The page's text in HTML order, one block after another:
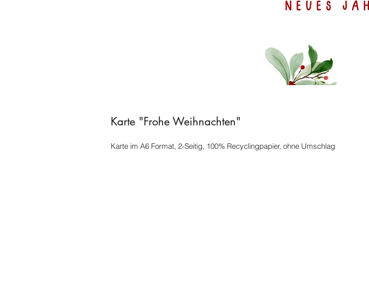
Karte "Frohe Weihnachten"
Karte im A6 Format, 2-Seitig, 100% Recyclingpapier, ohne Umschlag